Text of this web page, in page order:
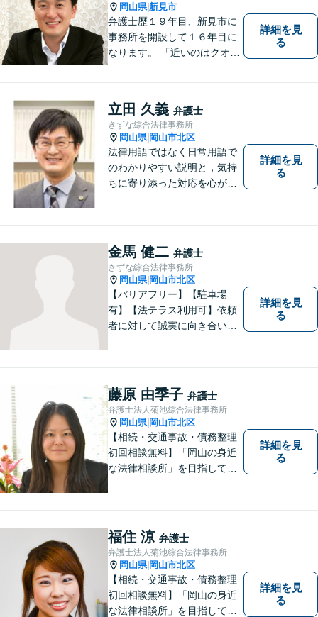
岡山県|新見市
弁護士歴１９年目、新見市に
事務所を開設して１６年目に
なります。 「近いのはクオリ
皆さまに距離的にも精神的に
も「近い」法律事務所となれ
るよう職員一同頑張っていま
す。 お気軽にお問い合わせく
ださい。
詳細を見
る
立田 久義 弁護士
きずな綜合法律事務所
岡山県| 岡山市北区
法律用語ではなく日常用語で
のわかりやすい説明と，気持
ちに寄り添った対応を心がけ
詳細を見
る
金馬 健二 弁護士
きずな綜合法律事務所
岡山県| 岡山市北区
【バリアフリー】【駐車場
有】【法テラス利用可】依頼
者に対して誠実に向き合い、
案件に取り掛かることができ
るように準備していますので
お気軽にご相談ください。
詳細を見
る
藤原 由季子 弁護士
弁護士法人菊池綜合法律事務所
岡山県| 岡山市北区
【相続・交通事故・債務整理
初回相談無料】「岡山の身近
な法律相談所」を目指してい
でサポートしていきます。ど
んなささいなことでも構いま
せん。お気軽にご相談くださ
い。【土曜日も受付可能】
【専用駐車場あり】
詳細を見
る
福住 涼 弁護士
弁護士法人菊池綜合法律事務所
岡山県| 岡山市北区
【相続・交通事故・債務整理
初回相談無料】「岡山の身近
な法律相談所」を目指してい
詳細を見
る